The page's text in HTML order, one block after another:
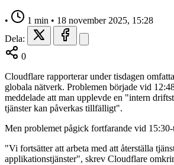
• 1 min • 18 november 2025, 15:28
Dela:
0
Cloudflare rapporterar under tisdagen
globala nätverk. Problemen började vid
meddelade att man upplevde en "intern
tjänster kan påverkas tillfälligt".
Men problemet pågick fortfarande vid
"Vi fortsätter att arbeta med att återställa
applikationstjänster", skrev Cloudflare